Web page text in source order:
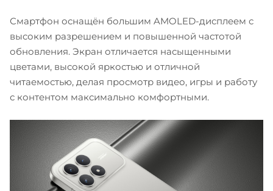
Смартфон оснащён большим AMOLED-дисплеем с
высоким разрешением и повышенной частотой
обновления. Экран отличается насыщенными
цветами, высокой яркостью и отличной
читаемостью, делая просмотр видео, игры и работу
с контентом максимально комфортными.